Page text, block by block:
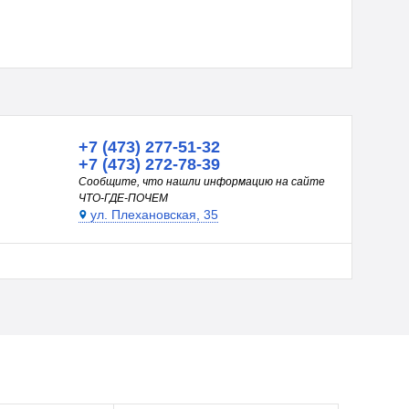
+7 (473) 277-51-32
+7 (473) 272-78-39
Сообщите, что нашли информацию на сайте
ЧТО-ГДЕ-ПОЧЕМ
ул. Плехановская, 35